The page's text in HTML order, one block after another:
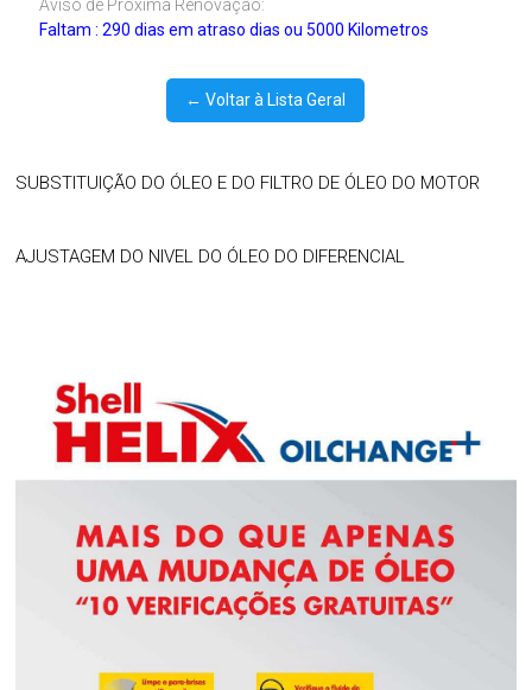
Aviso de Próxima Renovação:
Faltam : 290 dias em atraso dias ou 5000 Kilometros
← Voltar à Lista Geral
SUBSTITUIÇÃO DO ÓLEO E DO FILTRO DE ÓLEO DO MOTOR
AJUSTAGEM DO NIVEL DO ÓLEO DO DIFERENCIAL